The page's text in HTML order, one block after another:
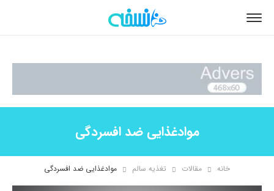
موادغذایی ضد افسردگی
خانه مقالات تغذیه سالم موادغذایی ضد افسردگی